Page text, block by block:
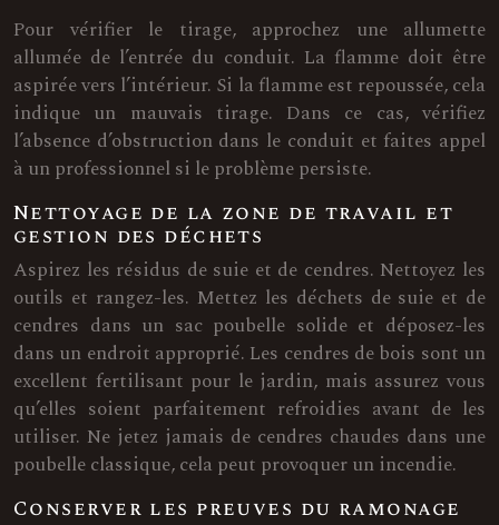
Pour vérifier le tirage, approchez une allumette
allumée de l’entrée du conduit. La flamme doit être
aspirée vers l’intérieur. Si la flamme est repoussée, cela
indique un mauvais tirage. Dans ce cas, vérifiez
l’absence d’obstruction dans le conduit et faites appel
à un professionnel si le problème persiste.
Nettoyage de la zone de travail et
gestion des déchets
Aspirez les résidus de suie et de cendres. Nettoyez les
outils et rangez-les. Mettez les déchets de suie et de
cendres dans un sac poubelle solide et déposez-les
dans un endroit approprié. Les cendres de bois sont un
excellent fertilisant pour le jardin, mais assurez vous
qu’elles soient parfaitement refroidies avant de les
utiliser. Ne jetez jamais de cendres chaudes dans une
poubelle classique, cela peut provoquer un incendie.
Conserver les preuves du ramonage